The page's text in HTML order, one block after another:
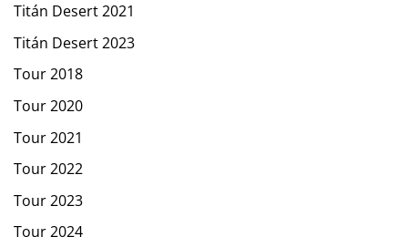
Titán Desert 2021
Titán Desert 2023
Tour 2018
Tour 2020
Tour 2021
Tour 2022
Tour 2023
Tour 2024